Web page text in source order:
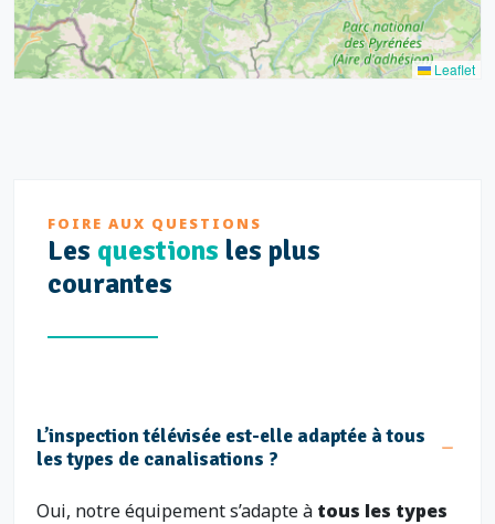
Leaflet
FOIRE AUX QUESTIONS
Les questions les plus
courantes
L’inspection télévisée est-elle adaptée à tous
les types de canalisations ?
Oui, notre équipement s’adapte à tous les types